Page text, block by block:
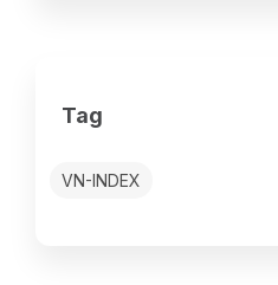
Tag
VN-INDEX